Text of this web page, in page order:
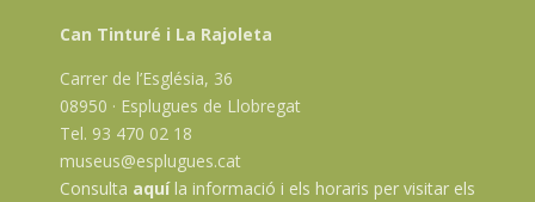
Can Tinturé i La Rajoleta
Carrer de l’Església, 36
08950 · Esplugues de Llobregat
Tel. 93 470 02 18
museus@esplugues.cat
Consulta aquíla informació i els horaris per visitar els